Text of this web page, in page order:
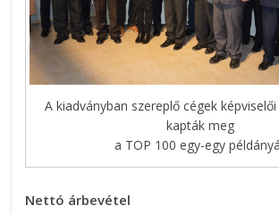
A kiadványban szereplő cégek
kapták meg
a TOP 100 egy-egy
Nettó árbevétel